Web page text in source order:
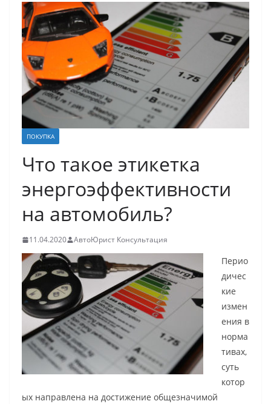
ПОКУПКА
Что такое этикетка
энергоэффективности
на автомобиль?
11.04.2020 АвтоЮрист Консультация
Перио
дичес
кие
измен
ения в
норма
тивах,
суть
котор
ых направлена на достижение общезначимой